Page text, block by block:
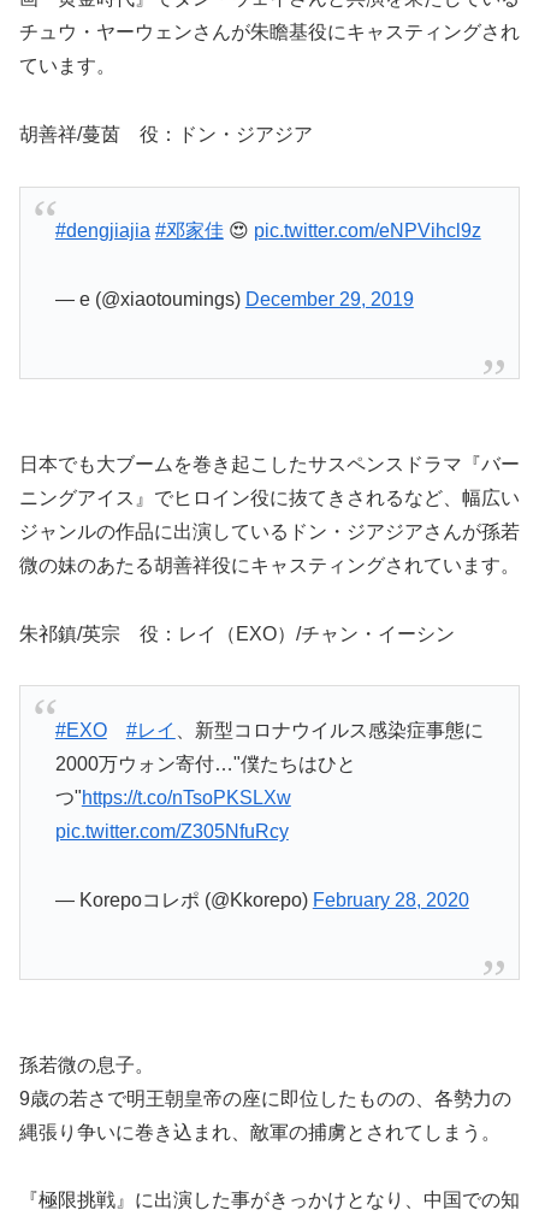
チュウ・ヤーウェンさんが朱瞻基役にキャスティングされ
ています。
胡善祥/蔓茵 役：ドン・ジアジア
#dengjiajia #邓家佳😍 pic.twitter.com/eNPVihcl9z
— e (@xiaotoumings) December 29, 2019
日本でも大ブームを巻き起こしたサスペンスドラマ『バー
ニングアイス』でヒロイン役に抜てきされるなど、幅広い
ジャンルの作品に出演しているドン・ジアジアさんが孫若
微の妹のあたる胡善祥役にキャスティングされています。
朱祁鎮/英宗 役：レイ（EXO）/チャン・イーシン
#EXO #レイ
、新型コロナウイルス感染症事態に
2000万ウォン寄付…"僕たちはひと
つ"https://t.co/nTsoPKSLXw
pic.twitter.com/Z305NfuRcy
— Korepoコレポ (@Kkorepo) February 28, 2020
孫若微の息子。
9歳の若さで明王朝皇帝の座に即位したものの、各勢力の
縄張り争いに巻き込まれ、敵軍の捕虜とされてしまう。
『極限挑戦』に出演した事がきっかけとなり、中国での知